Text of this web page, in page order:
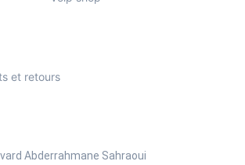
et retours
Abderrahmane Sahraoui